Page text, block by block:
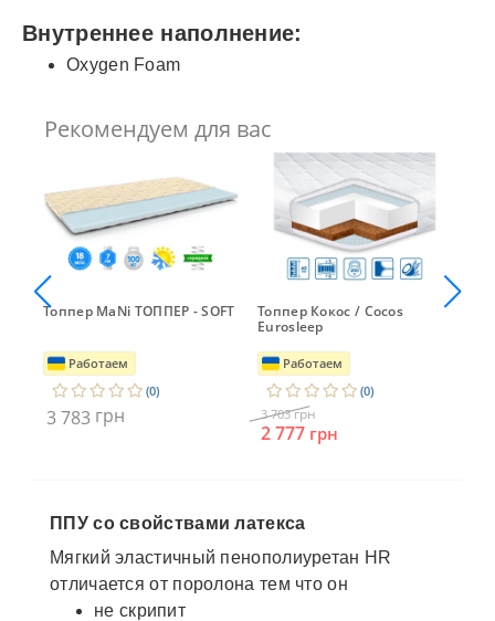
Внутреннее наполнение:
Oxygen Foam
Рекомендуем для вас
Топпер MaNi ТОППЕР - SOFT
Работаем
(0)
3 783 грн
Топпер Кокос / Cocos
Eurosleep
Работаем
(0)
3 703грн
2 777 грн
ППУ со свойствами латекса
Мягкий эластичный пенополиуретан HR
отличается от поролона тем что он
не скрипит